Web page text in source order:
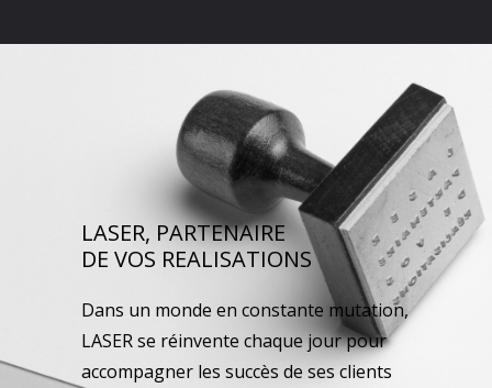
LASER, PARTENAIRE
DE VOS REALISATIONS
Dans un monde en constante mutation,
LASER se réinvente chaque jour pour
accompagner les succès de ses clients